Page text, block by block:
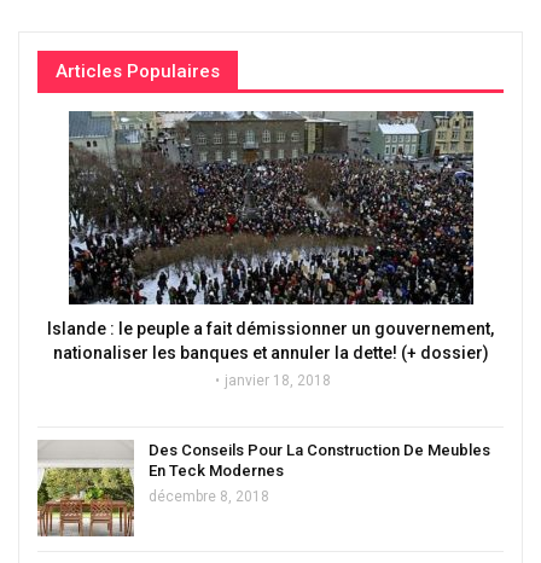
Articles Populaires
Islande : le peuple a fait démissionner un gouvernement,
nationaliser les banques et annuler la dette! (+ dossier)
janvier 18, 2018
Des Conseils Pour La Construction De Meubles
En Teck Modernes
décembre 8, 2018